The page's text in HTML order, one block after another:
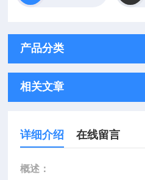
产品分类
相关文章
详细介绍 在线留言
概述：